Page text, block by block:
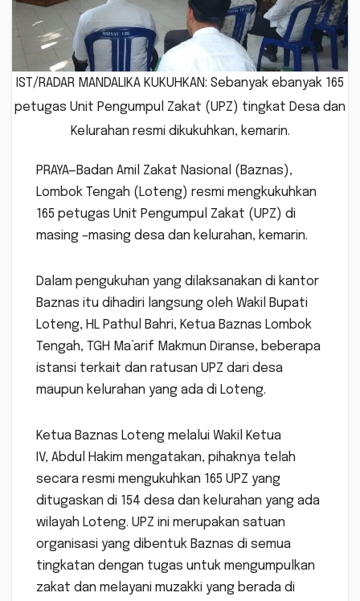
IST/RADAR MANDALIKA KUKUHKAN: Sebanyak ebanyak 165
petugas Unit Pengumpul Zakat (UPZ) tingkat Desa dan
Kelurahan resmi dikukuhkan, kemarin.
PRAYA—Badan Amil Zakat Nasional (Baznas),
Lombok Tengah (Loteng) resmi mengkukuhkan
165 petugas Unit Pengumpul Zakat (UPZ) di
masing –masing desa dan kelurahan, kemarin.
Dalam pengukuhan yang dilaksanakan di kantor
Baznas itu dihadiri langsung oleh Wakil Bupati
Loteng, HL Pathul Bahri, Ketua Baznas Lombok
Tengah, TGH Ma’arif Makmun Diranse, beberapa
istansi terkait dan ratusan UPZ dari desa
maupun kelurahan yang ada di Loteng.
Ketua Baznas Loteng melalui Wakil Ketua
IV, Abdul Hakim mengatakan, pihaknya telah
secara resmi mengukuhkan 165 UPZ yang
ditugaskan di 154 desa dan kelurahan yang ada
wilayah Loteng. UPZ ini merupakan satuan
organisasi yang dibentuk Baznas di semua
tingkatan dengan tugas untuk mengumpulkan
zakat dan melayani muzakki yang berada di